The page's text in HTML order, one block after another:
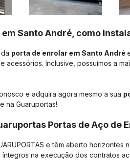
Santo André, como
porta de enrolar em Santo André
acessórios. Inclusive, possuímos a
e adquira agora mesmo a sua
na Guaruportas!
Portas de Aço de
e têm aberto horizontes
íntegros na execução dos contratos